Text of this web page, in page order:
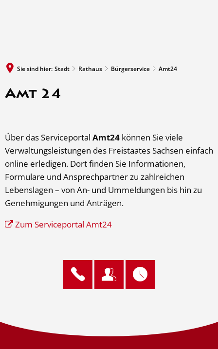
Sie sind hier: Stadt Rathaus Bürgerservice Amt24
Amt 24
Über das Serviceportal Amt24 können Sie viele
Verwaltungsleistungen des Freistaates Sachsen einfach
online erledigen. Dort finden Sie Informationen,
Formulare und Ansprechpartner zu zahlreichen
Lebenslagen – von An- und Ummeldungen bis hin zu
Genehmigungen und Anträgen.
Zum Serviceportal Amt24